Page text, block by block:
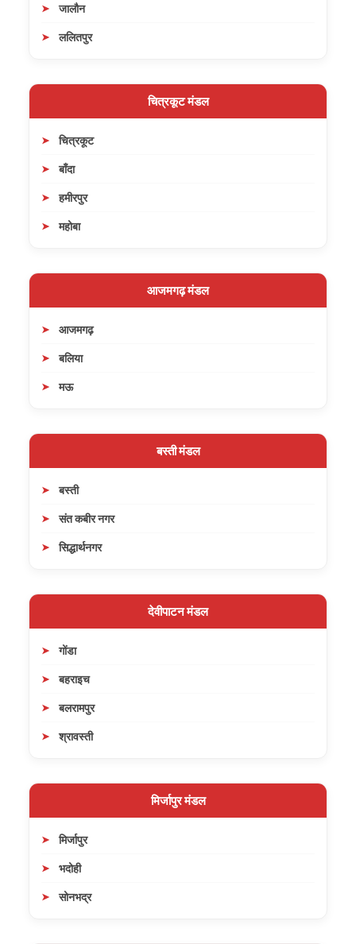
जालौन
ललितपुर
चित्रकूट मंडल
चित्रकूट
बाँदा
हमीरपुर
महोबा
आजमगढ़ मंडल
आजमगढ़
बलिया
मऊ
बस्ती मंडल
बस्ती
संत कबीर नगर
सिद्धार्थनगर
देवीपाटन मंडल
गोंडा
बहराइच
बलरामपुर
श्रावस्ती
मिर्जापुर मंडल
मिर्जापुर
भदोही
सोनभद्र